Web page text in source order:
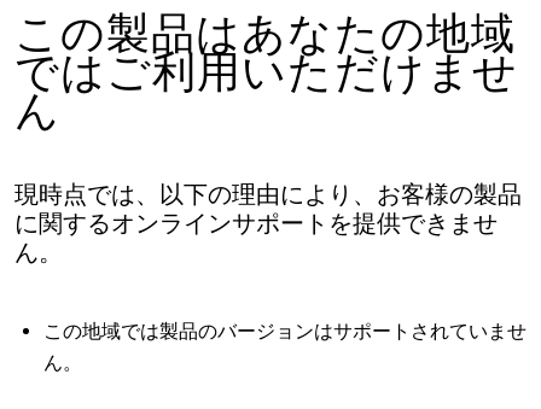
この製品はあなたの地域
ではご利用いただけませ
ん
現時点では、以下の理由により、お客様の製品
に関するオンラインサポートを提供できませ
ん。
この地域では製品のバージョンはサポートされていませ
ん。